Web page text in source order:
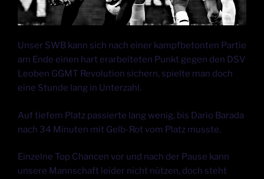
Unser SWB kann sich nach einer kampfbetonten Partie
am Ende einen hart erarbeiteten Punkt gegen den DSV
Leoben GGMT Revolution sichern, spielte man doch
eine Stunde lang in Unterzahl.
Auf tiefem Platz passierte lang wenig, bis Dario Barada
nach 34 Minuten mit Gelb-Rot vom Platz musste.
Einzelne Top Chancen vor und nach der Pause kann
unsere Mannschaft leider nicht nützen, doch steht